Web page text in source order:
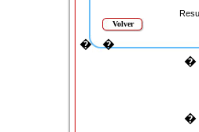
Volver
�
�
�
�